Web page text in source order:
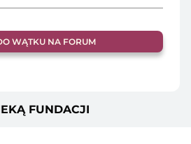
WĄTKU NA FORUM
FUNDACJI